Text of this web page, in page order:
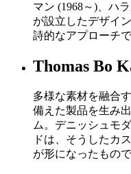
マン (1968～)、ハ
が設立したデザイ
詩的なアプローチ
Thomas Bo
多様な素材を融合
備えた製品を生み
ム。デニッシュモ
ドは、そうしたカ
が形になったもので